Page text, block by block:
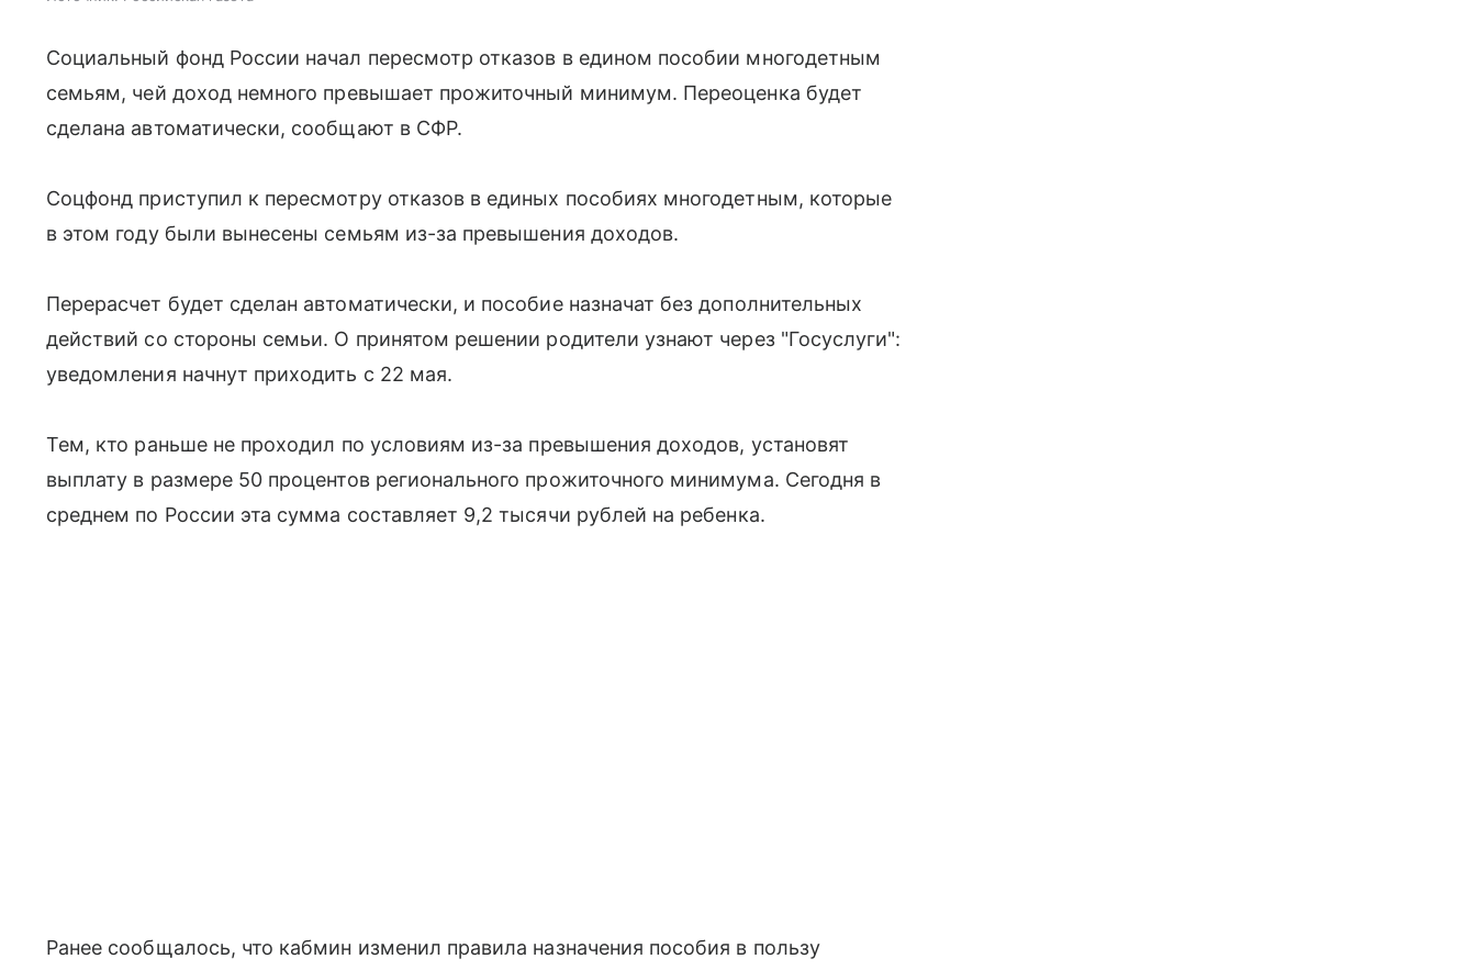
Социальный фонд России начал пересмотр отказов в едином пособии многодетным
семьям, чей доход немного превышает прожиточный минимум. Переоценка будет
сделана автоматически, сообщают в СФР.
Соцфонд приступил к пересмотру отказов в единых пособиях многодетным, которые
в этом году были вынесены семьям из-за превышения доходов.
Перерасчет будет сделан автоматически, и пособие назначат без дополнительных
действий со стороны семьи. О принятом решении родители узнают через "Госуслуги":
уведомления начнут приходить с 22 мая.
Тем, кто раньше не проходил по условиям из-за превышения доходов, установят
выплату в размере 50 процентов регионального прожиточного минимума. Сегодня в
среднем по России эта сумма составляет 9,2 тысячи рублей на ребенка.
Ранее сообщалось, что кабмин изменил правила назначения пособия в пользу